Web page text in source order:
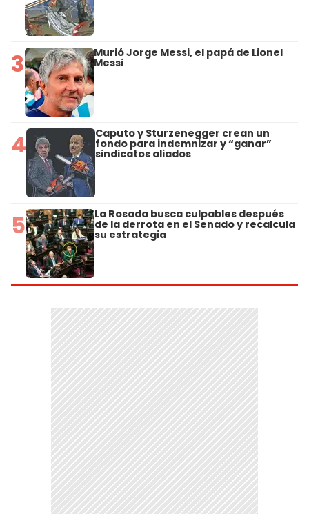
3 Murió Jorge Messi, el papá de Lionel
Messi
4 Caputo y Sturzenegger crean un
fondo para indemnizar y “ganar”
sindicatos aliados
5 La Rosada busca culpables después
de la derrota en el Senado y recalcula
su estrategia